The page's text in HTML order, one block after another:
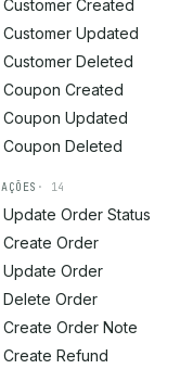
Customer Created
Customer Updated
Customer Deleted
Coupon Created
Coupon Updated
Coupon Deleted
AÇÕES · 14
Update Order Status
Create Order
Update Order
Delete Order
Create Order Note
Create Refund